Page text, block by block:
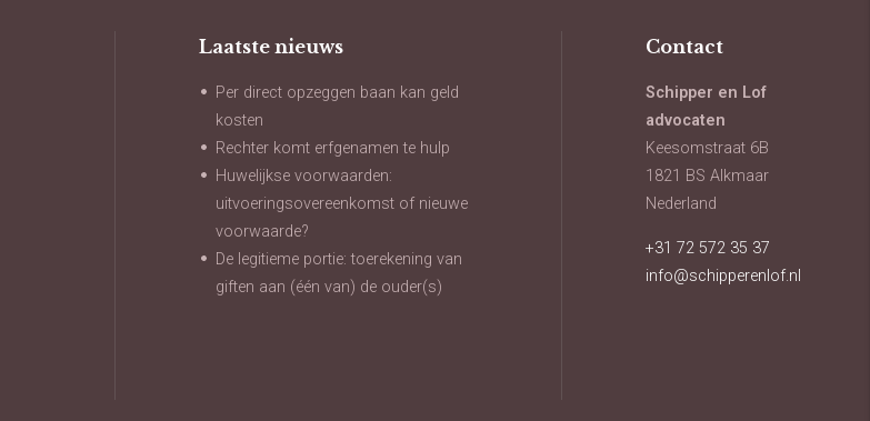
Laatste nieuws
Per direct opzeggen baan kan geld
kosten
Rechter komt erfgenamen te hulp
Huwelijkse voorwaarden:
uitvoeringsovereenkomst of nieuwe
voorwaarde?
De legitieme portie: toerekening van
giften aan (één van) de ouder(s)
Contact
Schipper en Lof
advocaten
Keesomstraat 6B
1821 BS Alkmaar
Nederland
+31 72 572 35 37
info@schipperenlof.nl